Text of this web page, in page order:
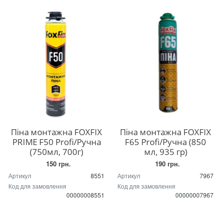
Піна монтажна FOXFIX
PRIME F50 Profi/Ручна
(750мл, 700г)
150 грн.
Артикул
8551
Код для замовлення
00000008551
Піна монтажна FOXFIX
F65 Profi/Ручна (850
мл, 935 гр)
190 грн.
Артикул
7967
Код для замовлення
00000007967